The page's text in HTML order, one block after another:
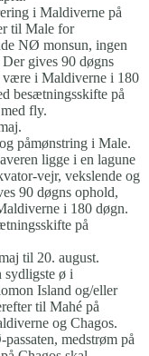
i Maldiverne på
til Male for
NØ monsun, ingen
gives 90 døgns
være i Maldiverne i 180
besætningsskifte på
fly.
påmønstring i Male.
ligge i en lagune
vejr, vekslende og
90 døgns ophold,
i 180 døgn.
på
til 20. august.
ø i
Island og/eller
til Mahé på
og Chagos.
medstrøm på